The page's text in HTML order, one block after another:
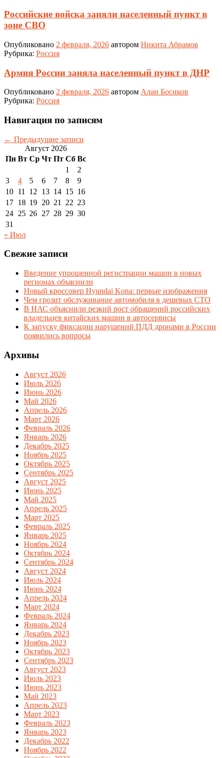
Российские войска заняли населенный пункт в
зоне СВО
Опубликовано 2 февраля, 2026 автором Никита Абрамов
Рубрика: Россия
Армия России заняла населенный пункт в ДНР
Опубликовано 2 февраля, 2026 автором Алан Босиков
Рубрика: Россия
Навигация по записям
← Предыдущие записи
Август 2026
Пн Вт Ср Чт Пт Сб Вс
1
2
3
4 5 6 7 8
9
10 11 12 13 14 15 16
17 18 19 20 21 22 23
24 25 26 27 28 29 30
31
« Июл
Свежие записи
Введение упрощенной регистрации машин в новых
регионах объяснили
Новый кроссовер Hyundai Kona: первые изображения
Чем грозит обслуживание автомобиля в дешевых СТО
В НАС объяснили резкий рост обращений российских
владельцев китайских машин в автосервисы
К запуску фиксации нарушений ПДД дронами в России
появились вопросы
Архивы
Август 2026
Июль 2026
Июнь 2026
Май 2026
Апрель 2026
Март 2026
Февраль 2026
Январь 2026
Декабрь 2025
Ноябрь 2025
Октябрь 2025
Сентябрь 2025
Август 2025
Июнь 2025
Май 2025
Апрель 2025
Март 2025
Февраль 2025
Январь 2025
Ноябрь 2024
Октябрь 2024
Сентябрь 2024
Август 2024
Июль 2024
Июнь 2024
Апрель 2024
Март 2024
Февраль 2024
Январь 2024
Декабрь 2023
Ноябрь 2023
Октябрь 2023
Сентябрь 2023
Август 2023
Июль 2023
Июнь 2023
Май 2023
Апрель 2023
Март 2023
Февраль 2023
Январь 2023
Декабрь 2022
Ноябрь 2022